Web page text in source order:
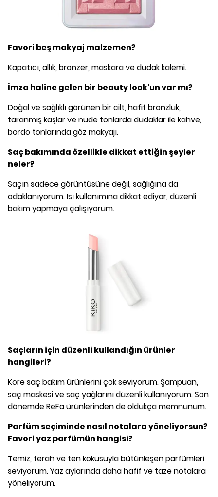
Favori beş makyaj malzemen?
Kapatıcı, allık, bronzer, maskara ve dudak kalemi.
İmza haline gelen bir beauty look'un var mı?
Doğal ve sağlıklı görünen bir cilt, hafif bronzluk,
taranmış kaşlar ve nude tonlarda dudaklar ile kahve,
bordo tonlarında göz makyajı.
Saç bakımında özellikle dikkat ettiğin şeyler
neler?
Saçın sadece görüntüsüne değil, sağlığına da
odaklanıyorum. Isı kullanımına dikkat ediyor, düzenli
bakım yapmaya çalışıyorum.
Saçların için düzenli kullandığın ürünler
hangileri?
Kore saç bakım ürünlerini çok seviyorum. Şampuan,
saç maskesi ve saç yağlarını düzenli kullanıyorum. Son
dönemde ReFa ürünlerinden de oldukça memnunum.
Parfüm seçiminde nasıl notalara yöneliyorsun?
Favori yaz parfümün hangisi?
Temiz, ferah ve ten kokusuyla bütünleşen parfümleri
seviyorum. Yaz aylarında daha hafif ve taze notalara
yöneliyorum.